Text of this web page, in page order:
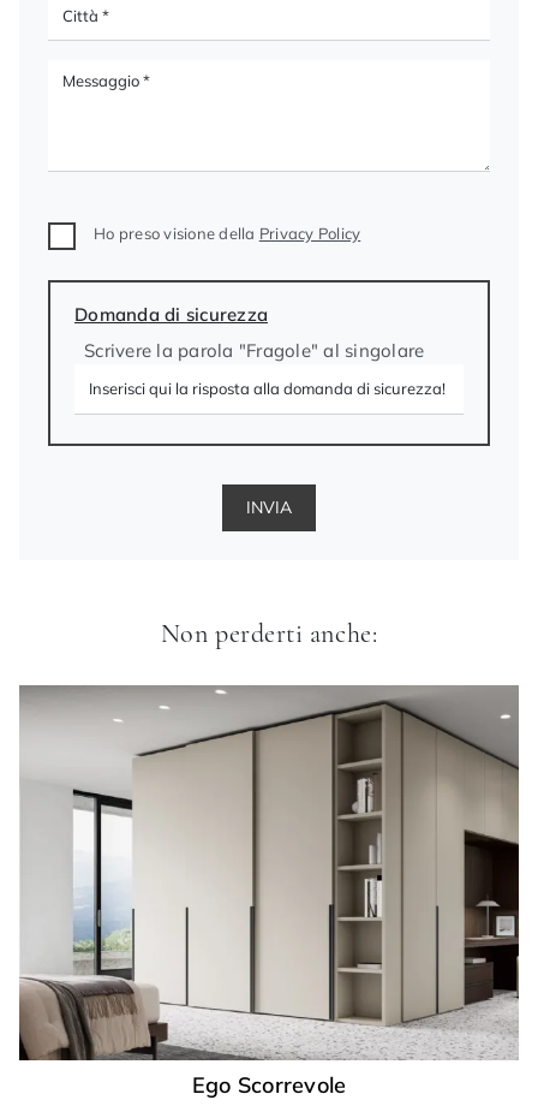
Ho preso visione della Privacy Policy
Domanda di sicurezza
Scrivere la parola "Fragole" al singolare
INVIA
Non perderti anche:
Ego Scorrevole